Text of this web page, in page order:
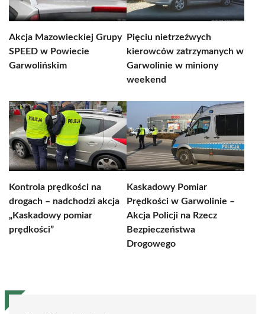
Akcja Mazowieckiej Grupy
SPEED w Powiecie
Garwolińskim
Pięciu nietrzeźwych
kierowców zatrzymanych w
Garwolinie w miniony
weekend
Kontrola prędkości na
drogach – nadchodzi akcja
„Kaskadowy pomiar
prędkości”
Kaskadowy Pomiar
Prędkości w Garwolinie –
Akcja Policji na Rzecz
Bezpieczeństwa
Drogowego